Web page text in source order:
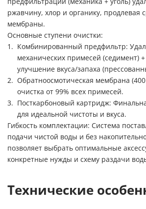
ржавчину, хлор и органику, продлевая
мембраны.
Основные ступени очистки:
Комбинированный предфильтр:
механических примесей (седимент)
улучшение вкуса/запаха
Обратноосмотическая мембрана (400
очистка от 99% всех примесей.
Посткарбоновый картридж:
для идеальной чистоты и вкуса.
Гибкость комплектации: Система
подачи чистой воды и без
позволяет выбрать оптимальные
конкретные нужды и схему раздачи
Технические